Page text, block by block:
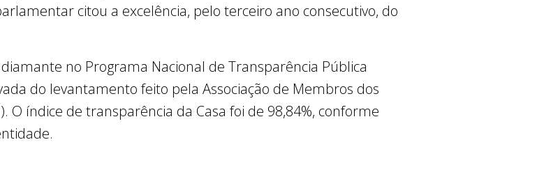
citou a excelência, pelo terceiro ano consecutivo, do
no Programa Nacional de Transparência Pública
do levantamento feito pela Associação de Membros dos
O índice de transparência da Casa foi de 98,84%, conforme